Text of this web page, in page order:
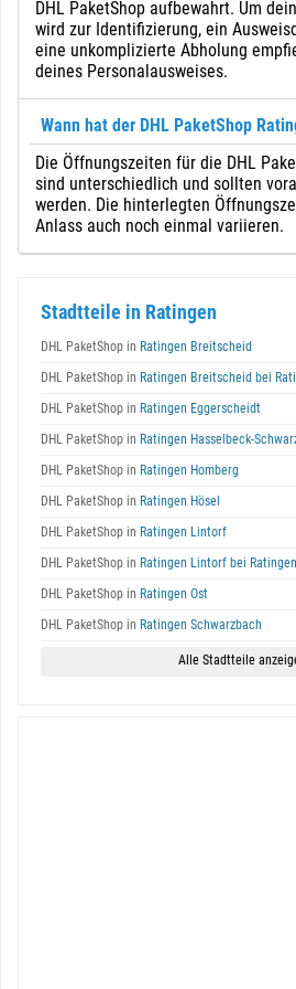
DHL PaketShop aufbewahrt. Um
wird zur Identifizierung, ein
eine unkomplizierte Abholung
deines Personalausweises.
Wann hat der DHL PaketShop
Die Öffnungszeiten für die DHL
sind unterschiedlich und sollten
werden. Die hinterlegten
Anlass auch noch einmal variieren.
Stadtteile in Ratingen
DHL PaketShop in Ratingen Breitscheid
DHL PaketShop in Ratingen Breitscheid bei
DHL PaketShop in Ratingen Eggerscheidt
DHL PaketShop in Ratingen Hasselbeck-
DHL PaketShop in Ratingen Homberg
DHL PaketShop in Ratingen Hösel
DHL PaketShop in Ratingen Lintorf
DHL PaketShop in Ratingen Lintorf bei Ratingen
DHL PaketShop in Ratingen Ost
DHL PaketShop in Ratingen Schwarzbach
Alle Stadtteile